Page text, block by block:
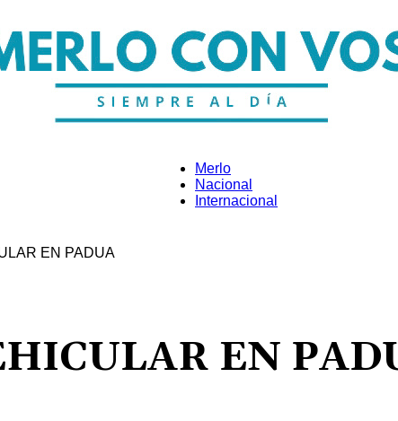
Merlo
Merlo
Nacional
Internacional
EN PADUA
EN